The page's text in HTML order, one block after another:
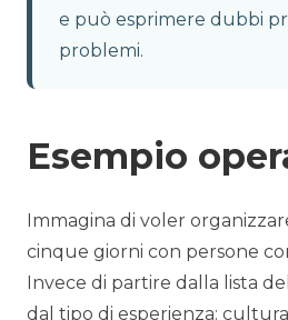
e può esprimere dubbi
problemi.
Esempio
Immagina di voler
cinque giorni con persone
Invece di partire dalla lista
dal tipo di esperienza: